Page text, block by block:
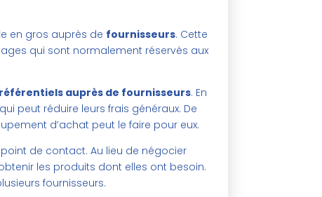
en gros auprès de fournisseurs. Cette
qui sont normalement réservés aux
auprès de fournisseurs. En
peut réduire leurs frais généraux. De
d’achat peut le faire pour eux.
de contact. Au lieu de négocier
les produits dont elles ont besoin.
fournisseurs.